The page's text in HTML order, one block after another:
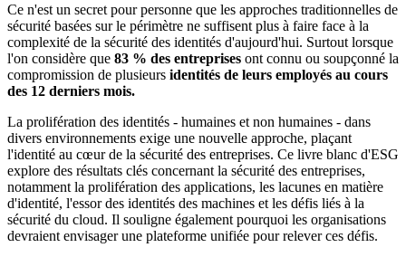
Ce n'est un secret pour personne que les approches traditionnelles de
sécurité basées sur le périmètre ne suffisent plus à faire face à la
complexité de la sécurité des identités d'aujourd'hui. Surtout lorsque
l'on considère que 83 % des entreprises ont connu ou soupçonné la
compromission de plusieurs identités de leurs employés au cours
des 12 derniers mois.
La prolifération des identités - humaines et non humaines - dans
divers environnements exige une nouvelle approche, plaçant
l'identité au cœur de la sécurité des entreprises. Ce livre blanc d'ESG
explore des résultats clés concernant la sécurité des entreprises,
notamment la prolifération des applications, les lacunes en matière
d'identité, l'essor des identités des machines et les défis liés à la
sécurité du cloud. Il souligne également pourquoi les organisations
devraient envisager une plateforme unifiée pour relever ces défis.